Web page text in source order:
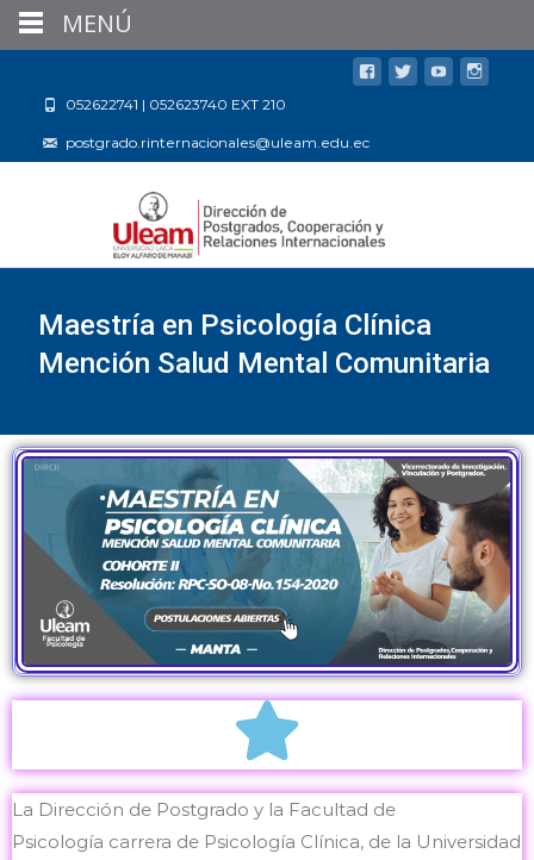
052622741 | 052623740 EXT 210
postgrado.rinternacionales@uleam.edu.ec
Maestría en Psicología Clínica
Mención Salud Mental Comunitaria
La Dirección de Postgrado y la Facultad de
Psicología carrera de Psicología Clínica, de la Universidad
MENÚ